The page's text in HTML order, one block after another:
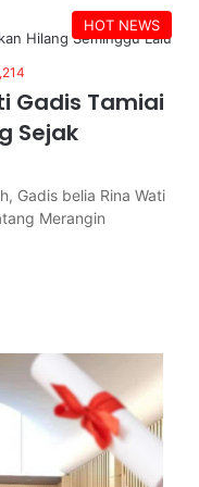
HOT NEWS
Gadis Tamiai
Sejak
Gadis belia Rina Wati
Merangin